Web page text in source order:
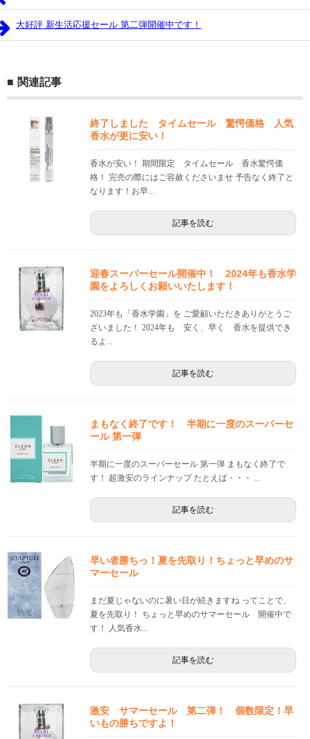
大好評 新生活応援セール 第二弾開催中です！
関連記事
終了しました タイムセール 驚愕価格 人気
香水が更に安い！
香水が安い！ 期間限定 タイムセール 香水驚愕価
格！ 完売の際にはご容赦くださいませ 予告なく終了と
なります！お早...
記事を読む
迎春スーパーセール開催中！ 2024年も香水学
園をよろしくお願いいたします！
2023年も「香水学園」を ご愛顧いただきありがとうご
ざいました！ 2024年も 安く、早く 香水を提供でき
るよ...
記事を読む
まもなく終了です！ 半期に一度のスーパーセ
ール 第一弾
半期に一度のスーパーセール 第一弾 まもなく終了で
す！ 超激安のラインナップ たとえば・・・ ...
記事を読む
早い者勝ちっ！夏を先取り！ちょっと早めのサ
マーセール
まだ夏じゃないのに暑い日が続きますね ってことで、
夏を先取り！ ちょっと早めのサマーセール 開催中で
す！ 人気香水...
記事を読む
激安 サマーセール 第二弾！ 個数限定！早
いもの勝ちですよ！